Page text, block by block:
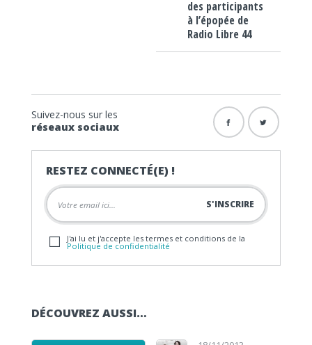
des participants
à l’épopée de
Radio Libre 44
Suivez-nous sur les
réseaux sociaux
RESTEZ CONNECTÉ(E) !
J'ai lu et j'accepte les termes et conditions de la
Politique de confidentialité
DÉCOUVREZ AUSSI…
Lecteur audio
Lecteur audio